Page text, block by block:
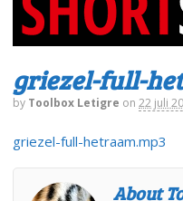
griezel-full-
by Toolbox Letigre on 22 juli
griezel-full-hetraam.mp3
About